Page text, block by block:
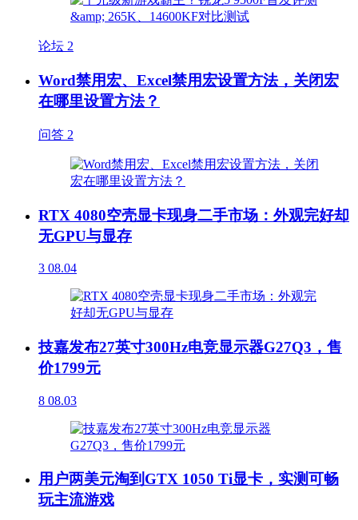
论坛 2
Word禁用宏、Excel禁用宏设置方法，关闭宏
在哪里设置方法？
问答 2
RTX 4080空壳显卡现身二手市场：外观完好却
无GPU与显存
3 08.04
技嘉发布27英寸300Hz电竞显示器G27Q3，售
价1799元
8 08.03
用户两美元淘到GTX 1050 Ti显卡，实测可畅
玩主流游戏